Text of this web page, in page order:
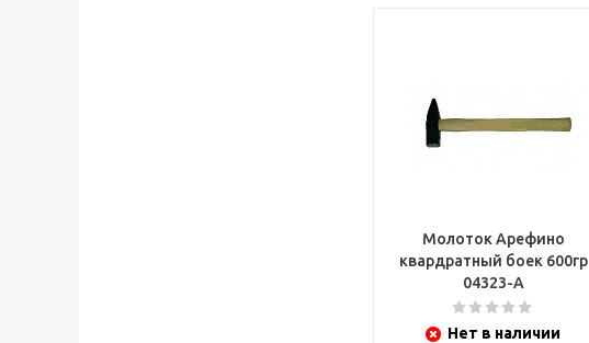
Молоток Арефино
квардратный боек 600гр
04323-А
Нет в наличии